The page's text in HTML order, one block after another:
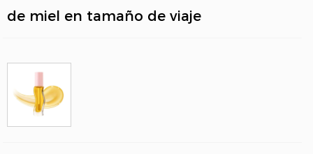
de miel en tamaño de viaje